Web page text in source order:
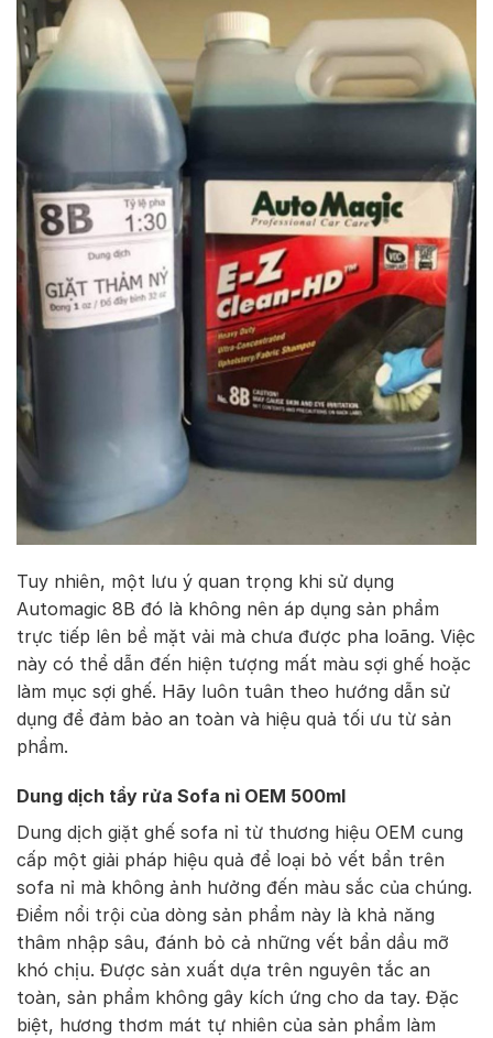
Tuy nhiên, một lưu ý quan trọng khi sử dụng
Automagic 8B đó là không nên áp dụng sản phẩm
trực tiếp lên bề mặt vải mà chưa được pha loãng. Việc
này có thể dẫn đến hiện tượng mất màu sợi ghế hoặc
làm mục sợi ghế. Hãy luôn tuân theo hướng dẫn sử
dụng để đảm bảo an toàn và hiệu quả tối ưu từ sản
phẩm.
Dung dịch tẩy rửa Sofa nỉ OEM 500ml
Dung dịch giặt ghế sofa nỉ từ thương hiệu OEM cung
cấp một giải pháp hiệu quả để loại bỏ vết bẩn trên
sofa nỉ mà không ảnh hưởng đến màu sắc của chúng.
Điểm nổi trội của dòng sản phẩm này là khả năng
thâm nhập sâu, đánh bỏ cả những vết bẩn dầu mỡ
khó chịu. Được sản xuất dựa trên nguyên tắc an
toàn, sản phẩm không gây kích ứng cho da tay. Đặc
biệt, hương thơm mát tự nhiên của sản phẩm làm